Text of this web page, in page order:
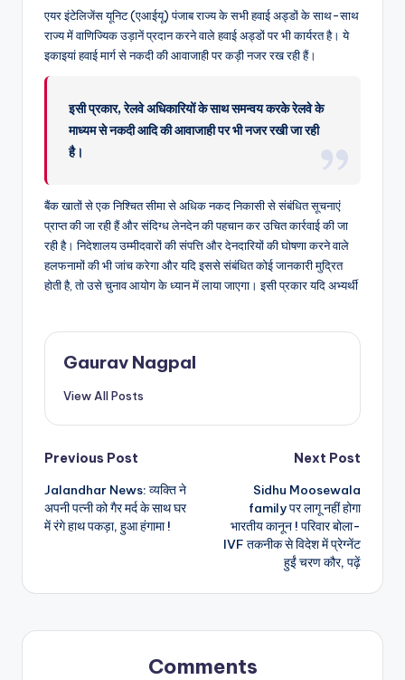
एयर इंटेलिजेंस यूनिट (एआईयू) पंजाब राज्य के सभी हवाई अड्डों के साथ-साथ
राज्य में वाणिज्यिक उड़ानें प्रदान करने वाले हवाई अड्डों पर भी कार्यरत है। ये
इकाइयां हवाई मार्ग से नकदी की आवाजाही पर कड़ी नजर रख रही हैं।
इसी प्रकार, रेलवे अधिकारियों के साथ समन्वय करके रेलवे के
माध्यम से नकदी आदि की आवाजाही पर भी नजर रखी जा रही
है।
बैंक खातों से एक निश्चित सीमा से अधिक नकद निकासी से संबंधित सूचनाएं
प्राप्त की जा रही हैं और संदिग्ध लेनदेन की पहचान कर उचित कार्रवाई की जा
रही है। निदेशालय उम्मीदवारों की संपत्ति और देनदारियों की घोषणा करने वाले
हलफनामों की भी जांच करेगा और यदि इससे संबंधित कोई जानकारी मुद्रित
होती है, तो उसे चुनाव आयोग के ध्यान में लाया जाएगा। इसी प्रकार यदि अभ्यर्थी
Gaurav Nagpal
View All Posts
Post
navigation
Previous Post
Jalandhar News: व्यक्ति ने
अपनी पत्नी को गैर मर्द के साथ घर
में रंगे हाथ पकड़ा, हुआ हंगामा !
Next Post
Sidhu Moosewala
family पर लागू नहीं होगा
भारतीय कानून ! परिवार बोला-
IVF तकनीक से विदेश में प्रेग्नेंट
हुईं चरण कौर, पढ़ें
Comments